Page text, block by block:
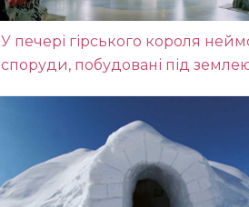
У печері гірського короля
споруди, побудовані під